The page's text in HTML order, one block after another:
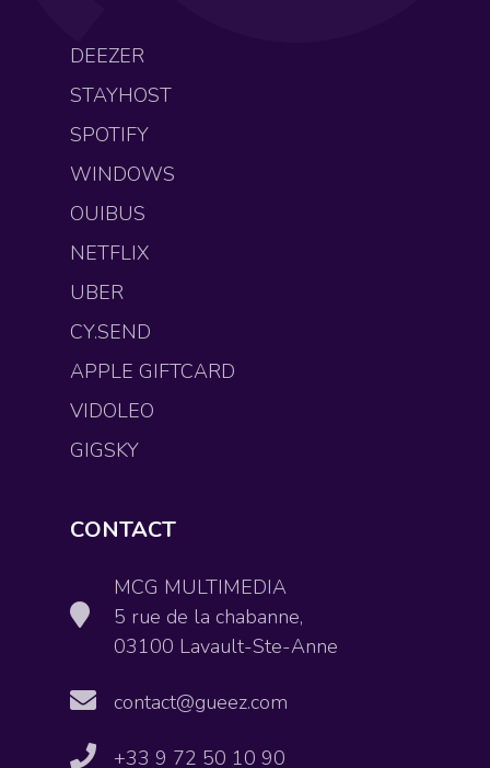
DEEZER
STAYHOST
SPOTIFY
WINDOWS
OUIBUS
NETFLIX
UBER
CY.SEND
APPLE GIFTCARD
VIDOLEO
GIGSKY
CONTACT
MCG MULTIMEDIA
5 rue de la chabanne,
03100 Lavault-Ste-Anne
contact@gueez.com
+33 9 72 50 10 90